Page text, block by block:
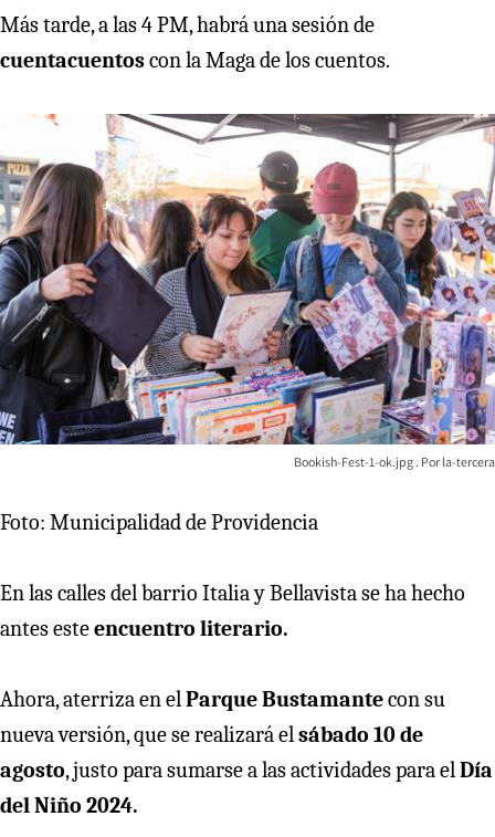
Más tarde, a las 4 PM, habrá una sesión de
cuentacuentoscon la Maga de los cuentos.
Bookish-Fest-1-ok.jpg la-tercera
Foto: Municipalidad de Providencia
En las calles del barrio Italia y Bellavista se ha hecho
antes esteencuentro literario.
Ahora, aterriza en el Parque Bustamantecon su
nueva versión, que se realizará el sábado 10 de
agosto, justo para sumarse a las actividades para el Día
del Niño 2024.